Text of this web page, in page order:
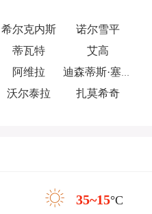
希尔克内斯
诺尔雪平
蒂瓦特
艾高
阿维拉 迪森蒂斯·塞德龙
沃尔泰拉
扎莫希奇
35~15°C